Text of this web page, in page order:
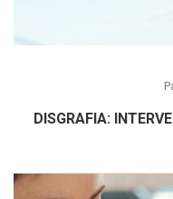
DISGRAFIA: